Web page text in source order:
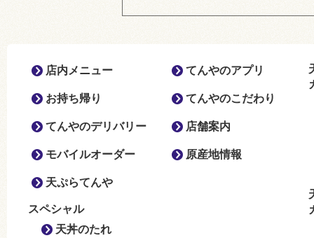
店内メニュー
お持ち帰り
てんやのデリバリー
モバイルオーダー
天ぷらてんや
スペシャル
天丼のたれ
てんやのアプリ
てんやのこだわり
店舗案内
原産地情報